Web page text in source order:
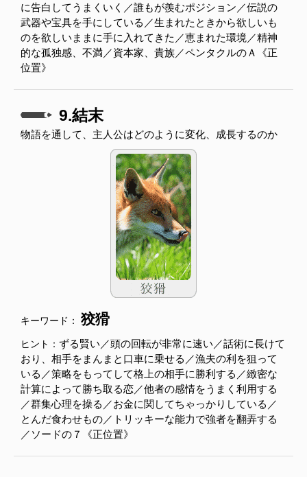
に告白してうまくいく／誰もが羨むポジション／伝説の
武器や宝具を手にしている／生まれたときから欲しいも
のを欲しいままに手に入れてきた／恵まれた環境／精神
的な孤独感、不満／資本家、貴族／ペンタクルのＡ《正
位置》
9.結末
物語を通して、主人公はどのように変化、成長するのか
キーワード： 狡猾
ヒント： ずる賢い／頭の回転が非常に速い／話術に長けて
おり、相手をまんまと口車に乗せる／漁夫の利を狙って
いる／策略をもってして格上の相手に勝利する／緻密な
計算によって勝ち取る恋／他者の感情をうまく利用する
／群集心理を操る／お金に関してちゃっかりしている／
とんだ食わせもの／トリッキーな能力で強者を翻弄する
／ソードの７《正位置》